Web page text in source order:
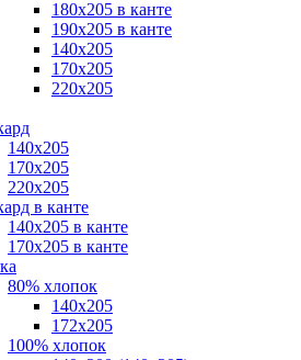
180х205 в канте
190х205 в канте
140х205
170х205
220х205
140x205
170х205
220х205
в канте
140х205 в канте
170х205 в канте
80% хлопок
140x205
172х205
100% хлопок